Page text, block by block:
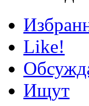
Like!
Ищут